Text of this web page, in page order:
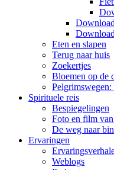
Eten en slapen
Terug naar huis
Zoekertjes
Bloemen op de
Pelgrimswegen:
Spirituele reis
Bespiegelingen
Foto en film
De weg naar
Ervaringen
Weblogs